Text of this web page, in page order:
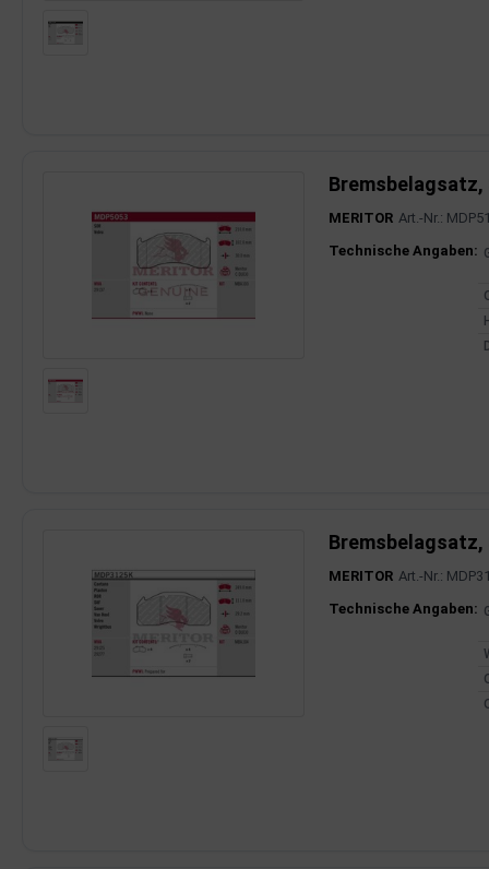
Bremsbelagsatz,
MERITOR Art.-Nr.:
Technische Angaben:
Bremsbelagsatz,
MERITOR Art.-Nr.:
Technische Angaben: